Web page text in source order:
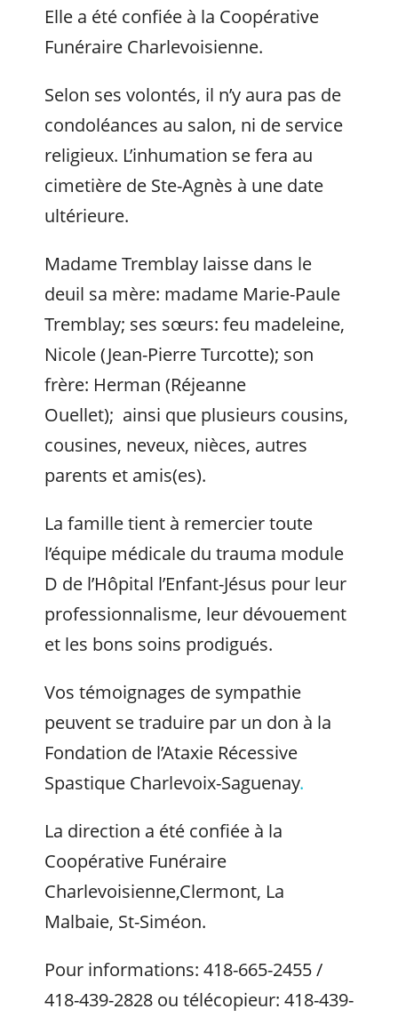
Elle a été confiée à la Coopérative
Funéraire Charlevoisienne.
Selon ses volontés, il n’y aura pas de
condoléances au salon, ni de service
religieux. L’inhumation se fera au
cimetière de Ste-Agnès à une date
ultérieure.
Madame Tremblay laisse dans le
deuil sa mère: madame Marie-Paule
Tremblay; ses sœurs: feu madeleine,
Nicole (Jean-Pierre Turcotte); son
frère: Herman (Réjeanne
Ouellet); ainsi que plusieurs cousins,
cousines, neveux, nièces, autres
parents et amis(es).
La famille tient à remercier toute
l’équipe médicale du trauma module
D de l’Hôpital l’Enfant-Jésus pour leur
professionnalisme, leur dévouement
et les bons soins prodigués.
Vos témoignages de sympathie
peuvent se traduire par un don à la
Fondation de l’Ataxie Récessive
Spastique Charlevoix-Saguenay.
La direction a été confiée à la
Coopérative Funéraire
Charlevoisienne,Clermont, La
Malbaie, St-Siméon.
Pour informations: 418-665-2455 /
418-439-2828 ou télécopieur: 418-439-